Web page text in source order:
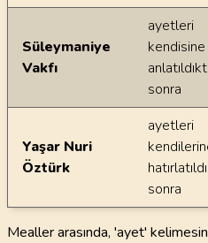
Süleymaniye
Vakfı
ayetleri
kendisine
sonra
Yaşar Nuri
Öztürk
ayetleri
sonra
Mealler arasında, 'ayet'